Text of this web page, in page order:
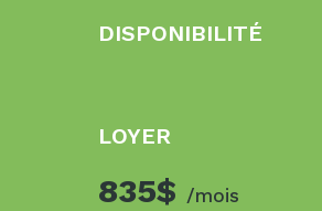
DISPONIBILITÉ
LOYER
835$ /mois